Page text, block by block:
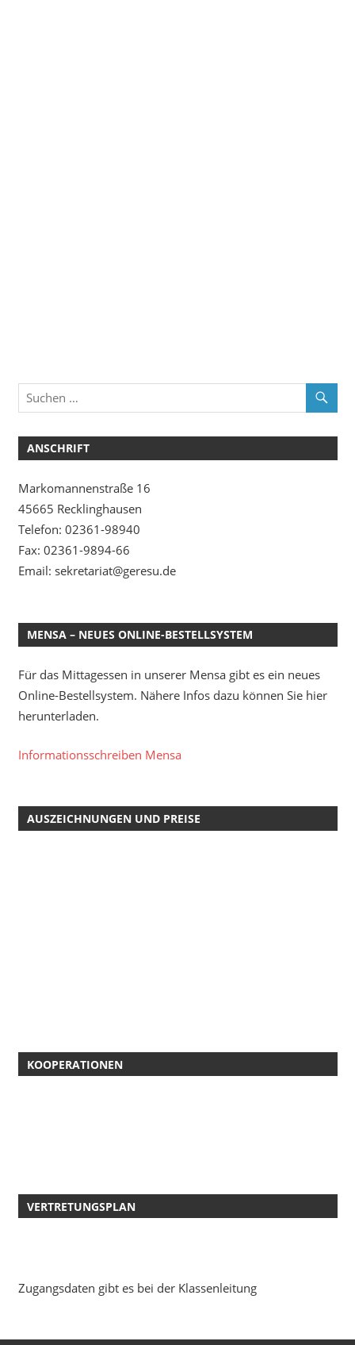
ANSCHRIFT
Markomannenstraße 16
45665 Recklinghausen
Telefon: 02361-98940
Fax: 02361-9894-66
Email: sekretariat@geresu.de
MENSA – NEUES ONLINE-BESTELLSYSTEM
Für das Mittagessen in unserer Mensa gibt es ein neues
Online-Bestellsystem. Nähere Infos dazu können Sie hier
herunterladen.
Informationsschreiben Mensa
AUSZEICHNUNGEN UND PREISE
KOOPERATIONEN
VERTRETUNGSPLAN
Zugangsdaten gibt es bei der Klassenleitung